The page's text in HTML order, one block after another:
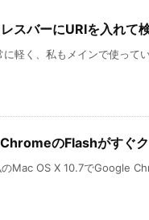
バーにURIを入れて検
軽く、私もメインで使って
のFlashがすぐ
Mac OS X 10.7でGoogle